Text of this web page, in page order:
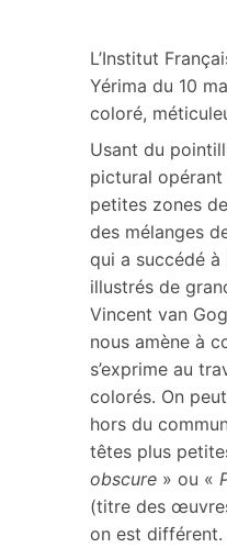
L’Institut
Yérima du 10
coloré,
Usant du
pictural
petites zones
des mélanges
qui a succédé à
illustrés de
Vincent van
nous amène à
s’exprime au
colorés. On
hors du
têtes plus
obscure » ou «
(titre des
on est différent.